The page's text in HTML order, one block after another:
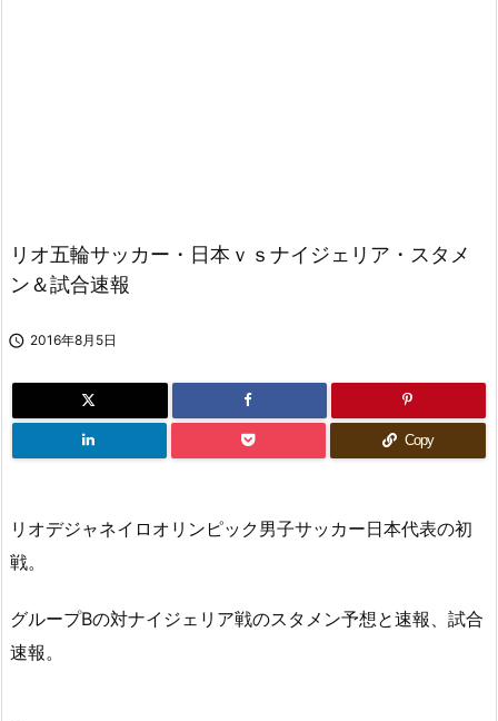
リオ五輪サッカー・日本ｖｓナイジェリア・スタメ
ン＆試合速報
 2016年8月5日
Copy
リオデジャネイロオリンピック男子サッカー日本代表の初
戦。
グループBの対ナイジェリア戦のスタメン予想と速報、試合
速報。